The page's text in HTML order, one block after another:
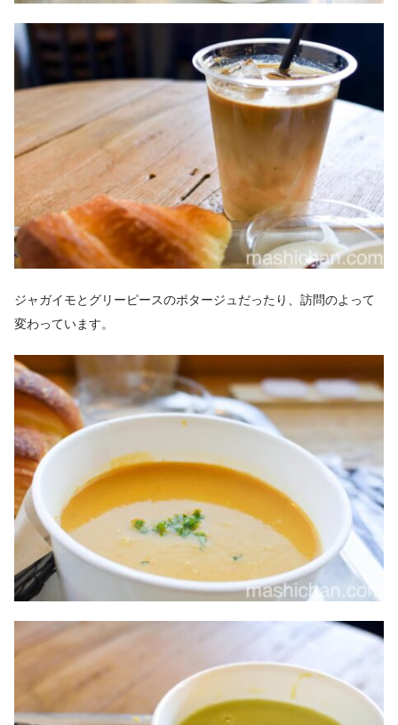
ジャガイモとグリーピースのポタージュだったり、訪問のよって
変わっています。